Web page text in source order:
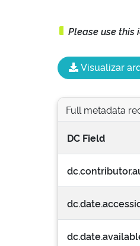
Please use this
Visualizar
Full metadata
DC Field